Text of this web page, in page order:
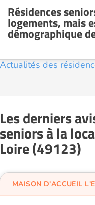
Résidences
logements, mais
démographique
Actualités des
Les derniers
seniors à la
Loire (49123)
MAISON D'ACCUEIL